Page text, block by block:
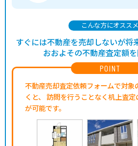
POINT
不動産売却査定依頼フォームで対象
くと、
訪問を行うことなく机上査
が可能です。
こんな方にオススメ
すぐには不動産を売却しないが将
おおよその不動産査定額